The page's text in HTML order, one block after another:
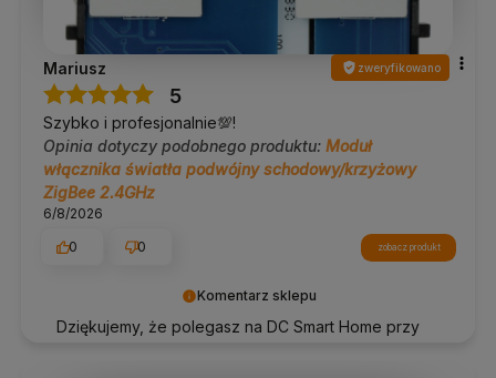
Komentarz sklepu
Dziękujemy, że polegasz na DC Smart Home przy
Mariusz zweryfikowano
5
Szybko i profesjonalnie💯!
Opinia dotyczy podobnego produktu: Moduł
włącznika światła podwójny schodowy/krzyżowy
ZigBee 2.4GHz
6/8/2026
0
0 zobacz produkt